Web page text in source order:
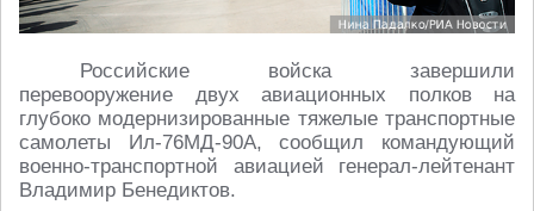
Российские войска завершили
перевооружение двух авиационных полков на
глубоко модернизированные тяжелые транспортные
самолеты Ил-76МД-90А, сообщил командующий
военно-транспортной авиацией генерал-лейтенант
Владимир Бенедиктов.